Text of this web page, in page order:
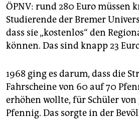
ÖPNV: rund 280 Euro müssen
Studierende der Bremer
dass sie „kostenlos“ den
können. Das sind knapp 23
1968 ging es darum, dass die
Fahrscheine von 60 auf 70
erhöhen wollte, für Schüler von
Pfennig. Das sorgte in der